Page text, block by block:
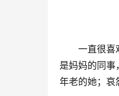
一直很
是妈妈的同事
年老的她；哀